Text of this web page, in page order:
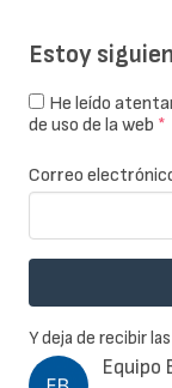
Equipo
Estoy
He leído
de uso de la web *
Correo
Y deja de recibir